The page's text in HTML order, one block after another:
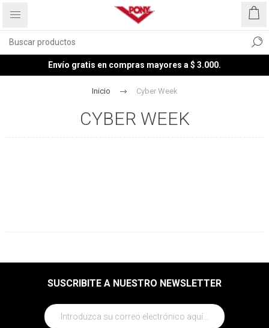
Envío gratis en compras mayores a $ 3.000.
Inicio Cyber Week
CYBER WEEK
SUSCRIBITE A NUESTRO NEWSLETTER